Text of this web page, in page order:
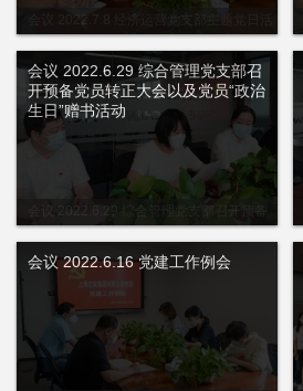
会议 2022.7.8 经济运营党支部主题党日活
会议 2022.6.29 综合管理党支部召开预备
会议 2022.6.29 综合管理党支部召
开预备党员转正大会以及党员“政治
生日”赠书活动
会议 2022.6.16 党建工作例会